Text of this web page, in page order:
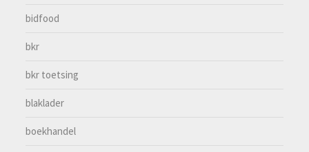
bidfood
bkr
bkr toetsing
blaklader
boekhandel